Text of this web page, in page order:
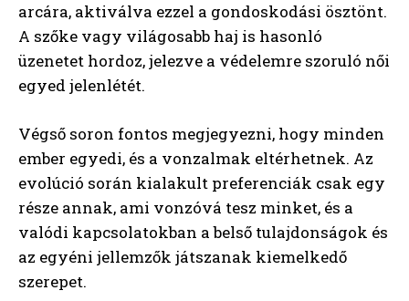
arcára, aktiválva ezzel a gondoskodási ösztönt.
A szőke vagy világosabb haj is hasonló
üzenetet hordoz, jelezve a védelemre szoruló női
egyed jelenlétét.
Végső soron fontos megjegyezni, hogy minden
ember egyedi, és a vonzalmak eltérhetnek. Az
evolúció során kialakult preferenciák csak egy
része annak, ami vonzóvá tesz minket, és a
valódi kapcsolatokban a belső tulajdonságok és
az egyéni jellemzők játszanak kiemelkedő
szerepet.